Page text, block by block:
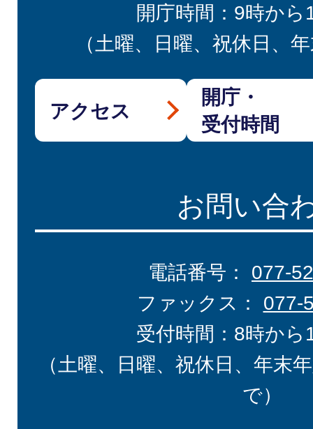
開庁時間：9時から
（土曜、日曜、祝休日、
アクセス
開庁・
受付時間
お問い合
電話番号： 077-
ファックス： 077-
受付時間：8時から
（土曜、日曜、祝休日、年末
で）